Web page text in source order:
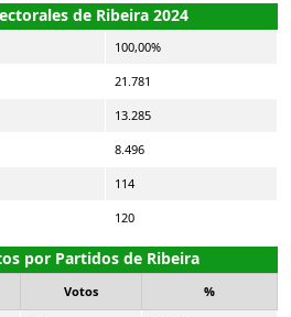
de Ribeira 2024
100,00%
21.781
13.285
8.496
114
120
por Partidos de Ribeira
Votos %